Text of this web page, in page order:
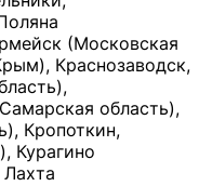
(Московская
Краснозаводск,
область),
Кропоткин,
Курагино